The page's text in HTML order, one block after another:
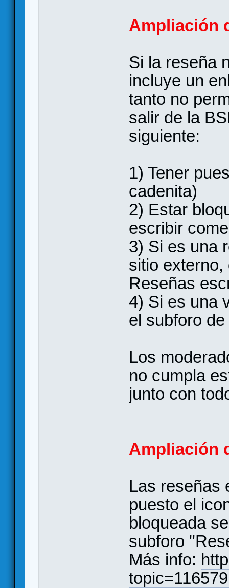
Ampliación
Si la reseña
incluye un
tanto no
salir de la
siguiente:
1) Tener
cadenita)
2) Estar
escribir
3) Si es una
sitio
Reseñas
4) Si es una
el subforo de
Los
no cumpla
junto con
Ampliación
Las reseñas
puesto el
bloqueada
subforo
Más info: